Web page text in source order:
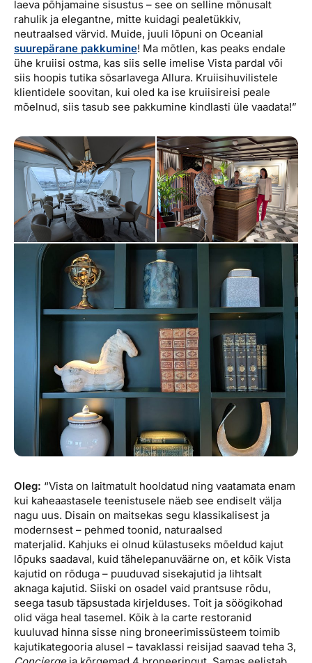
laeva põhjamaine sisustus – see on selline mõnusalt
rahulik ja elegantne, mitte kuidagi pealetükkiv,
neutraalsed värvid. Muide, juuli lõpuni on Oceanial
suurepärane pakkumine! Ma mõtlen, kas peaks endale
ühe kruiisi ostma, kas siis selle imelise Vista pardal või
siis hoopis tutika sõsarlavega Allura. Kruiisihuvilistele
klientidele soovitan, kui oled ka ise kruiisireisi peale
mõelnud, siis tasub see pakkumine kindlasti üle vaadata!”
Oleg: “Vista on laitmatult hooldatud ning vaatamata enam
kui kaheaastasele teenistusele näeb see endiselt välja
nagu uus. Disain on maitsekas segu klassikalisest ja
modernsest – pehmed toonid, naturaalsed
materjalid. Kahjuks ei olnud külastuseks mõeldud kajut
lõpuks saadaval, kuid tähelepanuväärne on, et kõik Vista
kajutid on rõduga – puuduvad sisekajutid ja lihtsalt
aknaga kajutid. Siiski on osadel vaid prantsuse rõdu,
seega tasub täpsustada kirjelduses. Toit ja söögikohad
olid väga heal tasemel. Kõik à la carte restoranid
kuuluvad hinna sisse ning broneerimissüsteem toimib
kajutikategooria alusel – tavaklassi reisijad saavad teha 3,